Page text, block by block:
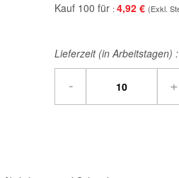
Kauf 100 für 4,92 €
Lieferzeit (in Arbeitstagen) :
- +